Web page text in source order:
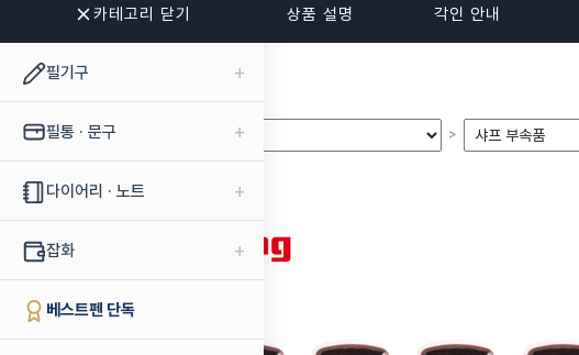
카테고리 닫기
필기구 +
필통 · 문구 +
다이어리 · 노트 +
잡화 +
베스트펜 단독
관련 상품 상품 설명 각인 안내
>